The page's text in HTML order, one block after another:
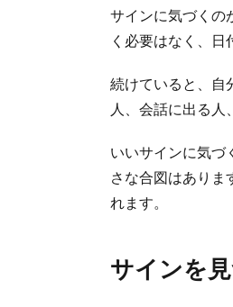
サインに気づくの
く必要はなく、日
続けていると、自
人、会話に出る人
いいサインに気づ
さな合図はありま
れます。
サインを